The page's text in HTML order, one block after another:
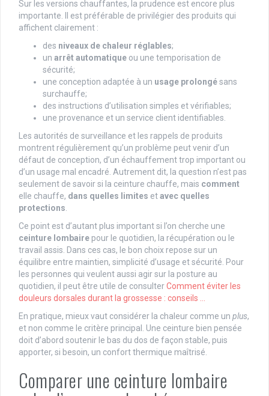
Sur les versions chauffantes, la prudence est encore plus
importante. Il est préférable de privilégier des produits qui
affichent clairement :
des niveaux de chaleur réglables;
un arrêt automatique ou une temporisation de
sécurité;
une conception adaptée à un usage prolongésans
surchauffe;
des instructions d’utilisation simples et vérifiables;
une provenance et un service client identifiables.
Les autorités de surveillance et les rappels de produits
montrent régulièrement qu’un problème peut venir d’un
défaut de conception, d’un échauffement trop important ou
d’un usage mal encadré. Autrement dit, la question n’est pas
seulement de savoir si la ceinture chauffe, mais comment
elle chauffe, dans quelles limites etavec quelles
protections
Ce point est d’autant plus important si l’on cherche une
ceinture lombaire pour le quotidien, la récupération ou le
travail assis. Dans ces cas, le bon choix repose sur un
équilibre entre maintien, simplicité d’usage et sécurité. Pour
les personnes qui veulent aussi agir sur la posture au
quotidien, il peut être utile de consulterComment éviter les
douleurs dorsales durant la grossesse : conseils …
En pratique, mieux vaut considérer la chaleur comme un plus,
et non comme le critère principal. Une ceinture bien pensée
doit d’abord soutenir le bas du dos de façon stable, puis
apporter, si besoin, un confort thermique maîtrisé.
Comparer une ceinture lombaire